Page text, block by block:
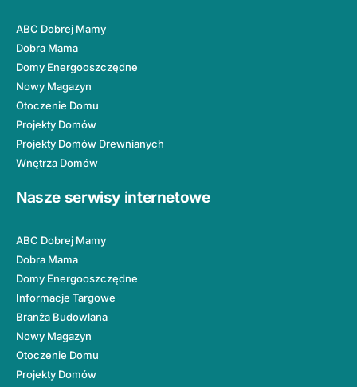
ABC Dobrej Mamy
Dobra Mama
Domy Energooszczędne
Nowy Magazyn
Otoczenie Domu
Projekty Domów
Projekty Domów Drewnianych
Wnętrza Domów
Nasze serwisy internetowe
ABC Dobrej Mamy
Dobra Mama
Domy Energooszczędne
Informacje Targowe
Branża Budowlana
Nowy Magazyn
Otoczenie Domu
Projekty Domów